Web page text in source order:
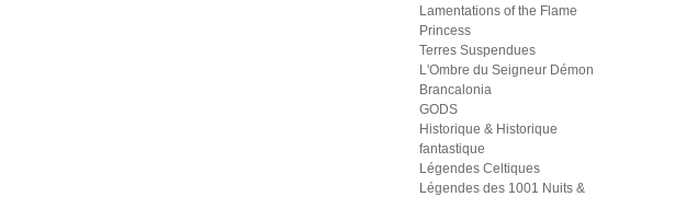
Lamentations of the Flame
Princess
Terres Suspendues
L'Ombre du Seigneur Démon
Brancalonia
GODS
Historique & Historique
fantastique
Légendes Celtiques
Légendes des 1001 Nuits &